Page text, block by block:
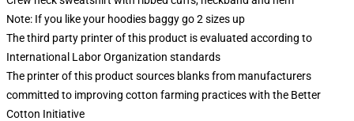
Note: If you like your hoodies baggy go 2 sizes up
The third party printer of this product is evaluated according to
International Labor Organization standards
The printer of this product sources blanks from manufacturers
committed to improving cotton farming practices with the Better
Cotton Initiative